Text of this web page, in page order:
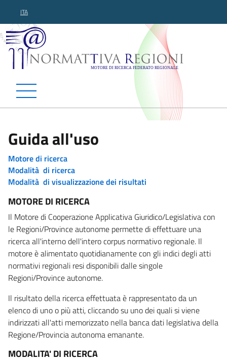
ITA
Normattiva Regioni -
Guida all'uso
Motore di ricerca
Modalità di ricerca
Modalità di visualizzazione dei risultati
MOTORE DI RICERCA
Il Motore di Cooperazione Applicativa Giuridico/Legislativa con
le Regioni/Province autonome permette di effettuare una
ricerca all'interno dell'intero corpus normativo regionale. Il
motore è alimentato quotidianamente con gli indici degli atti
normativi regionali resi disponibili dalle singole
Regioni/Province autonome.
Il risultato della ricerca effettuata è rappresentato da un
elenco di uno o più atti, cliccando su uno dei quali si viene
indirizzati all'atti memorizzato nella banca dati legislativa della
Regione/Provincia autonoma emanante.
MODALITA' DI RICERCA